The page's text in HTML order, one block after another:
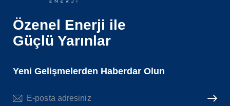
Özenel Enerji ile
Güçlü Yarınlar
Yeni Gelişmelerden Haberdar Olun